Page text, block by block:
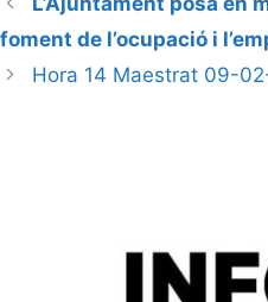
foment de l’ocupació i
Hora 14 Maestrat 09-